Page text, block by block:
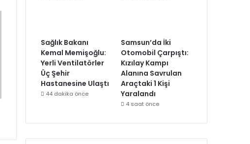
Sağlık Bakanı
Kemal Memişoğlu:
Yerli Ventilatörler
Üç Şehir
Hastanesine Ulaştı
44 dakika önce
Samsun’da İki
Otomobil Çarpıştı:
Kızılay Kampı
Alanına Savrulan
Araçtaki 1 Kişi
Yaralandı
4 saat önce